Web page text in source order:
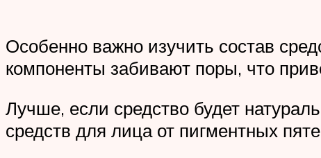
Особенно важно изучить состав
компоненты забивают поры, что
Лучше, если средство будет
средств для лица от пигментных